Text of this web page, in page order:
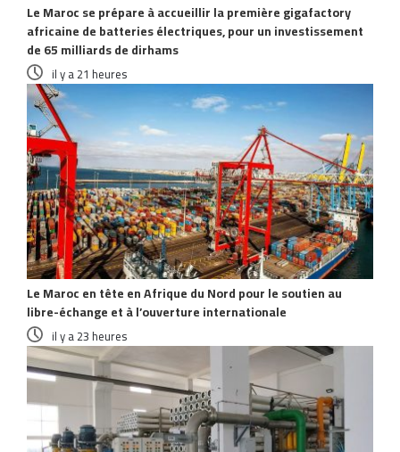
Le Maroc se prépare à accueillir la première gigafactory
africaine de batteries électriques, pour un investissement
de 65 milliards de dirhams
il y a 21 heures
Le Maroc en tête en Afrique du Nord pour le soutien au
libre-échange et à l’ouverture internationale
il y a 23 heures